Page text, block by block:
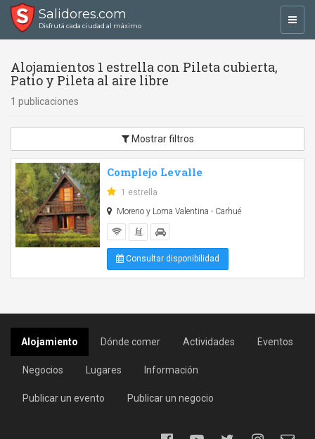
Salidores.com
Disfrutá cada ciudad al máximo
Alojamientos 1 estrella con Pileta cubierta,
Patio y Pileta al aire libre
1 publicaciones
Mostrar filtros
Complejo Levalle
1 estrella
Moreno y Loma Valentina - Carhué
Consultar disponibilidad
Alojamiento Dónde comer Actividades Eventos
Negocios Lugares Información
Publicar un evento Publicar un negocio